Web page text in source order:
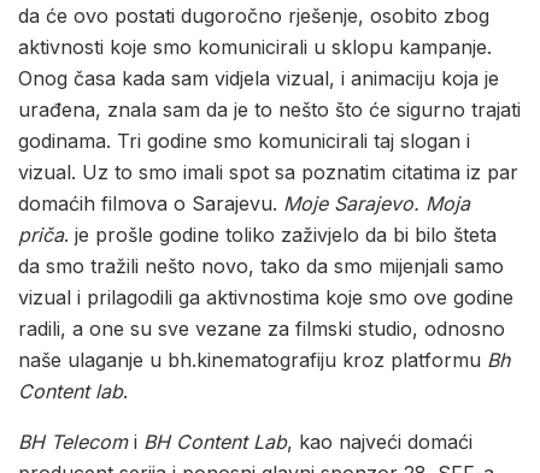
da će ovo postati dugoročno rješenje, osobito zbog
aktivnosti koje smo komunicirali u sklopu kampanje.
Onog časa kada sam vidjela vizual, i animaciju koja je
urađena, znala sam da je to nešto što će sigurno trajati
godinama. Tri godine smo komunicirali taj slogan i
vizual. Uz to smo imali spot sa poznatim citatima iz par
domaćih filmova o Sarajevu. Moje Sarajevo. Moja
priča. je prošle godine toliko zaživjelo da bi bilo šteta
da smo tražili nešto novo, tako da smo mijenjali samo
vizual i prilagodili ga aktivnostima koje smo ove godine
radili, a one su sve vezane za filmski studio, odnosno
naše ulaganje u bh.kinematografiju kroz platformu Bh
Content lab.
BH Telecomi BH Content Lab, kao najveći domaći